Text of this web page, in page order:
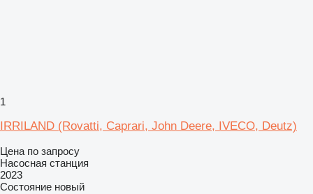
1
IRRILAND (Rovatti, Caprari, John Deere, IVECO, Deutz)
Цена по запросу
Насосная станция
2023
Состояние новый